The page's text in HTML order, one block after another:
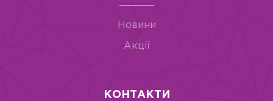
Новини
Акції
КОНТАКТИ